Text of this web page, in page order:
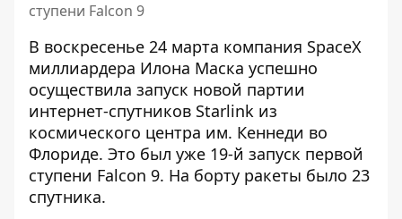
ступени Falcon 9
В воскресенье 24 марта компания SpaceX
миллиардера Илона Маска успешно
осуществила запуск новой партии
интернет-спутников Starlink из
космического центра им. Кеннеди во
Флориде. Это был уже 19-й запуск первой
ступени Falcon 9. На борту ракеты было 23
спутника.